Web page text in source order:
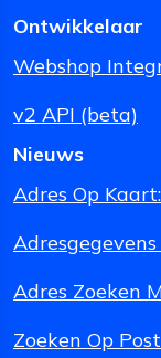
Ontwikkelaar
Webshop
v2 API (beta)
Nieuws
Adres Op
Adres Zoeken
Zoeken Op